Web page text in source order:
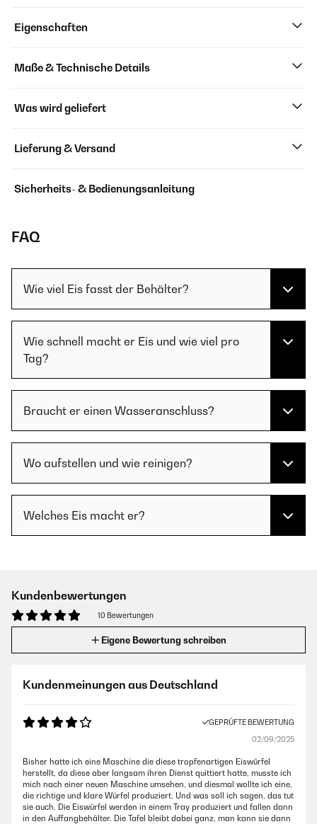
Eigenschaften
Maße & Technische Details
Was wird geliefert
Lieferung & Versand
Sicherheits- & Bedienungsanleitung
FAQ
Wie viel Eis fasst der Behälter?
Wie schnell macht er Eis und wie viel pro
Tag?
Braucht er einen Wasseranschluss?
Wo aufstellen und wie reinigen?
Welches Eis macht er?
Kundenbewertungen
10 Bewertungen
Eigene Bewertung schreiben
Kundenmeinungen aus Deutschland
GEPRÜFTE BEWERTUNG
02/09/2025
Bisher hatte ich eine Maschine die diese tropfenartigen Eiswürfel
herstellt, da diese aber langsam ihren Dienst quittiert hatte, musste ich
mich nach einer neuen Maschine umsehen, und diesmal wollte ich eine,
die richtige und klare Würfel produziert. Und was soll ich sagen, das tut
sie auch. Die Eiswürfel werden in einem Tray produziert und fallen dann
in den Auffangbehälter. Die Tafel bleibt dabei ganz, man kann sie dann